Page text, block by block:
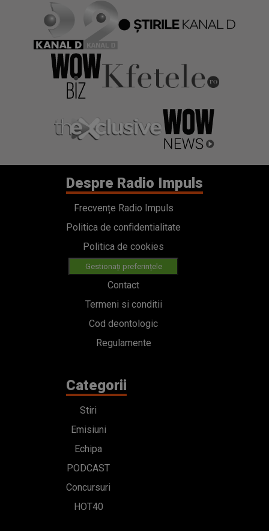
Despre Radio Impuls
Frecvențe Radio Impuls
Politica de confidentialitate
Politica de cookies
Gestionați preferințele
Contact
Termeni si conditii
Cod deontologic
Regulamente
Categorii
Stiri
Emisiuni
Echipa
PODCAST
Concursuri
HOT40